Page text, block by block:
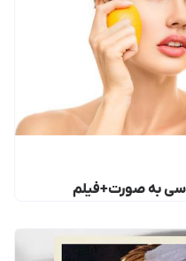
سی به صورت+فیلم